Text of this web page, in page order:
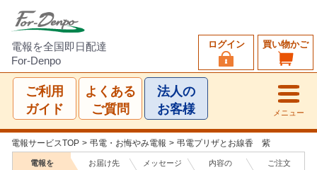
電報を全国即日配達
For-Denpo
買い物かご
ログイン
ご利用
ガイド
よくある
ご質問
法人の
お客様
メニュー
電報サービスTOP > 弔電・お悔やみ電報 > 弔電プリザとお線香 紫
電報を お届け先 メッセージ 内容の ご注文